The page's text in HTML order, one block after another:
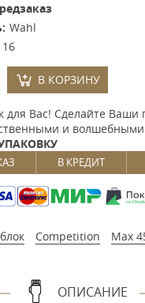
Wahl
В КОРЗИНУ
для Вас! Сделайте Ваши
и
В КРЕДИТ
Competition Max
ОПИСАНИЕ